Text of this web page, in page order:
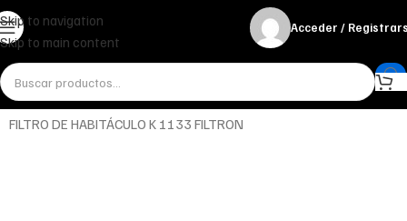
Skip to navigation
Skip to main content
Acceder /
InicioMiscelánea - otrosOtros
FILTRO DE HABITÁCULO K 1133 FILTRON